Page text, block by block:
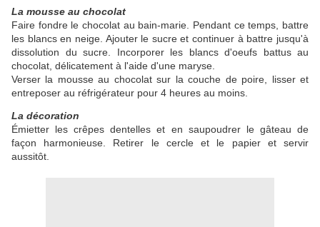
La mousse au chocolat
Faire fondre le chocolat au bain-marie. Pendant ce temps, battre
les blancs en neige. Ajouter le sucre et continuer à battre jusqu'à
dissolution du sucre. Incorporer les blancs d'oeufs battus au
chocolat, délicatement à l'aide d'une maryse.
Verser la mousse au chocolat sur la couche de poire, lisser et
entreposer au réfrigérateur pour 4 heures au moins.
La décoration
Émietter les crêpes dentelles et en saupoudrer le gâteau de
façon harmonieuse. Retirer le cercle et le papier et servir
aussitôt.